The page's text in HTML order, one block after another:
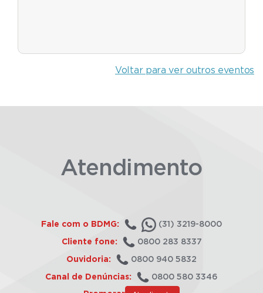
Voltar para ver outros eventos
Atendimento
Fale com o BDMG: (31) 3219-8000
Cliente fone: 0800 283 8337
Ouvidoria: 0800 940 5832
Canal de Denúncias: 0800 580 3346